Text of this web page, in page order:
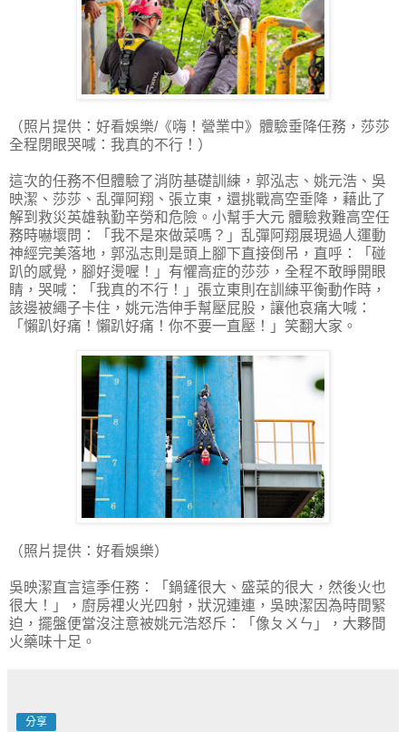
（照片提供：好看娛樂/《嗨！營業中》體驗垂降任務，莎莎
全程閉眼哭喊：我真的不行！）
這次的任務不但體驗了消防基礎訓練，郭泓志、姚元浩、吳
映潔、莎莎、乱彈阿翔、張立東，還挑戰高空垂降，藉此了
解到救災英雄執勤辛勞和危險。小幫手大元 體驗救難高空任
務時嚇壞問：「我不是來做菜嗎？」乱彈阿翔展現過人運動
神經完美落地，郭泓志則是頭上腳下直接倒吊，直呼：「碰
趴的感覺，腳好燙喔！」有懼高症的莎莎，全程不敢睜開眼
睛，哭喊：「我真的不行！」張立東則在訓練平衡動作時，
該邊被繩子卡住，姚元浩伸手幫壓屁股，讓他哀痛大喊：
「懶趴好痛！懶趴好痛！你不要一直壓！」笑翻大家。
（照片提供：好看娛樂）
吳映潔直言這季任務：「鍋鏟很大、盛菜的很大，然後火也
很大！」，廚房裡火光四射，狀況連連，吳映潔因為時間緊
迫，擺盤便當沒注意被姚元浩怒斥：「像ㄆㄨㄣ」，大夥間
火藥味十足。
分享